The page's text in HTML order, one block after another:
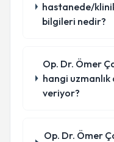
hastanede/
bilgileri nedir?
Op. Dr. Ömer
hangi
veriyor?
Op. Dr. Ömer